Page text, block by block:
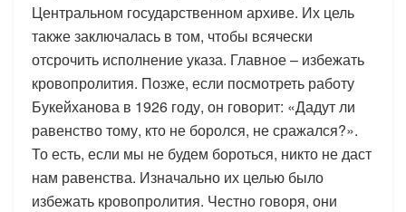
Центральном государственном архиве. Их цель
также заключалась в том, чтобы всячески
отсрочить исполнение указа. Главное – избежать
кровопролития. Позже, если посмотреть работу
Букейханова в 1926 году, он говорит: «Дадут ли
равенство тому, кто не боролся, не сражался?».
То есть, если мы не будем бороться, никто не даст
нам равенства. Изначально их целью было
избежать кровопролития. Честно говоря, они